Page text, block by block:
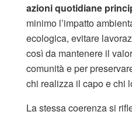
azioni quotidiane
minimo l’impatto
ecologica, evitare
così da mantenere il
comunità e per
chi realizza il capo e chi
La stessa coerenza si